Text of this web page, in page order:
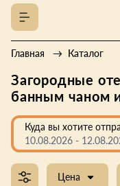
Главная Каталог
Загородные
банным чаном
Куда вы хотите
10.08.2026 -
Цена